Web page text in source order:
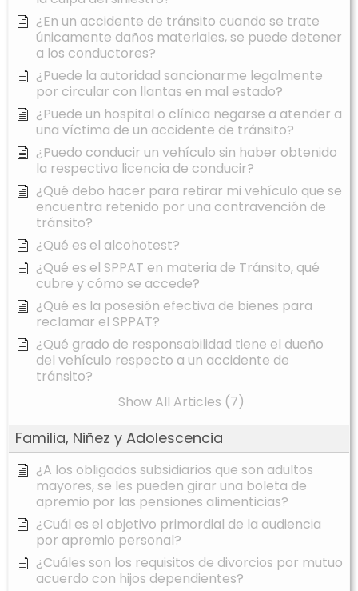
¿En un accidente de tránsito cuando se trate
únicamente daños materiales, se puede detener
a los conductores?
¿Puede la autoridad sancionarme legalmente
por circular con llantas en mal estado?
¿Puede un hospital o clínica negarse a atender a
una víctima de un accidente de tránsito?
¿Puedo conducir un vehículo sin haber obtenido
la respectiva licencia de conducir?
¿Qué debo hacer para retirar mi vehículo que se
encuentra retenido por una contravención de
tránsito?
¿Qué es el alcohotest?
¿Qué es el SPPAT en materia de Tránsito, qué
cubre y cómo se accede?
¿Qué es la posesión efectiva de bienes para
reclamar el SPPAT?
¿Qué grado de responsabilidad tiene el dueño
del vehículo respecto a un accidente de
tránsito?
Show All Articles (7)
Familia, Niñez y Adolescencia
¿A los obligados subsidiarios que son adultos
mayores, se les pueden girar una boleta de
apremio por las pensiones alimenticias?
¿Cuál es el objetivo primordial de la audiencia
por apremio personal?
¿Cuáles son los requisitos de divorcios por mutuo
acuerdo con hijos dependientes?